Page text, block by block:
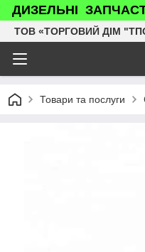
ДИЗЕЛЬНІ
ТОВ «ТОРГОВИЙ ДІМ
Товари та послуги